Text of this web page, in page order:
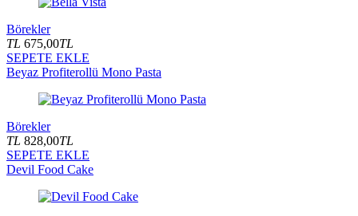
Börekler
TL 675,00TL
SEPETE EKLE
Beyaz Profiterollü Mono Pasta
Börekler
TL 828,00TL
SEPETE EKLE
Devil Food Cake